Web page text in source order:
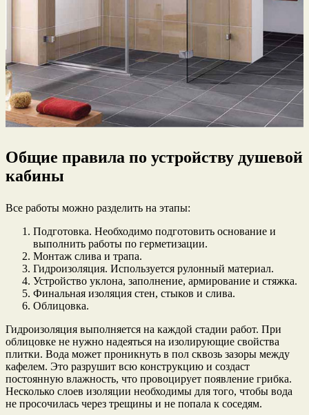
Общие правила по устройству душевой
кабины
Все работы можно разделить на этапы:
Подготовка. Необходимо подготовить основание и
выполнить работы по герметизации.
Монтаж слива и трапа.
Гидроизоляция. Используется рулонный материал.
Устройство уклона, заполнение, армирование и стяжка.
Финальная изоляция стен, стыков и слива.
Облицовка.
Гидроизоляция выполняется на каждой стадии работ. При
облицовке не нужно надеяться на изолирующие свойства
плитки. Вода может проникнуть в пол сквозь зазоры между
кафелем. Это разрушит всю конструкцию и создаст
постоянную влажность, что провоцирует появление грибка.
Несколько слоев изоляции необходимы для того, чтобы вода
не просочилась через трещины и не попала к соседям.